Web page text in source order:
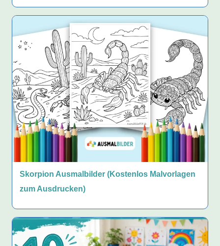
Skorpion Ausmalbilder (Kostenlos Malvorlagen
zum Ausdrucken)